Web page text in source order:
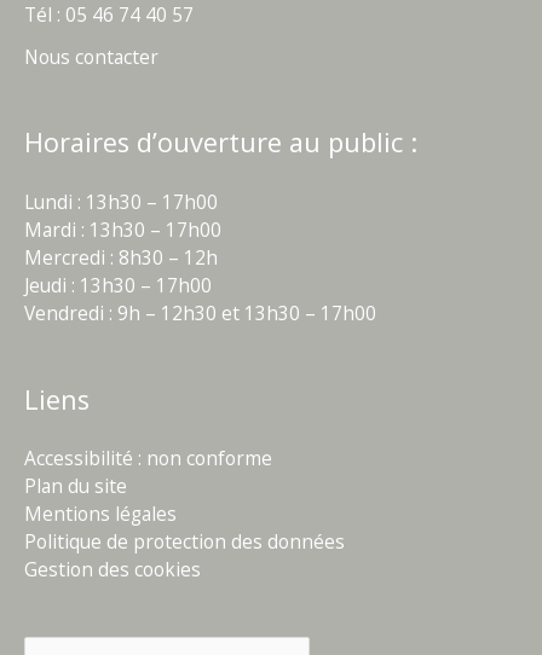
Tél : 05 46 74 40 57
Nous contacter
Horaires d’ouverture au public :
Lundi : 13h30 – 17h00
Mardi : 13h30 – 17h00
Mercredi : 8h30 – 12h
Jeudi : 13h30 – 17h00
Vendredi : 9h – 12h30 et 13h30 – 17h00
Liens
Accessibilité : non conforme
Plan du site
Mentions légales
Politique de protection des données
Gestion des cookies